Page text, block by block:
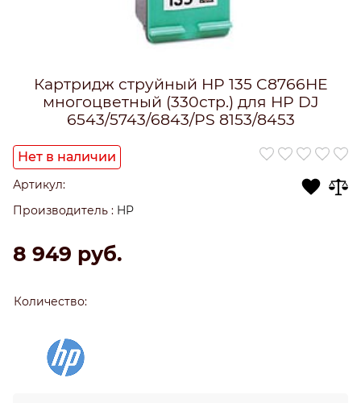
Картридж струйный HP 135 C8766HE
многоцветный (330стр.) для HP DJ
6543/5743/6843/PS 8153/8453
Нет в наличии
Артикул:
Производитель : HP
8 949 руб.
Количество: